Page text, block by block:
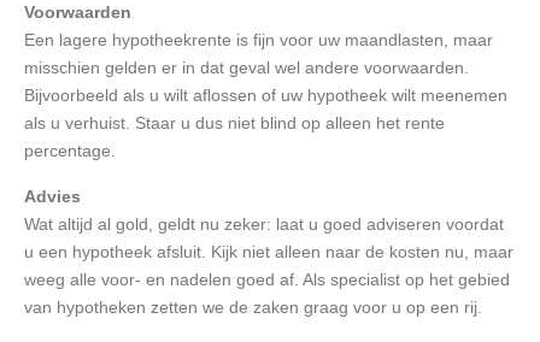
Voorwaarden
Een lagere hypotheekrente is fijn voor uw maandlasten, maar
misschien gelden er in dat geval wel andere voorwaarden.
Bijvoorbeeld als u wilt aflossen of uw hypotheek wilt meenemen
als u verhuist. Staar u dus niet blind op alleen het rente
percentage.
Advies
Wat altijd al gold, geldt nu zeker: laat u goed adviseren voordat
u een hypotheek afsluit. Kijk niet alleen naar de kosten nu, maar
weeg alle voor- en nadelen goed af. Als specialist op het gebied
van hypotheken zetten we de zaken graag voor u op een rij.